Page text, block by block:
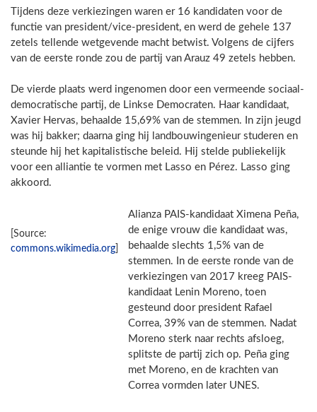
Tijdens deze verkiezingen waren er 16 kandidaten voor de
functie van president/vice-president, en werd de gehele 137
zetels tellende wetgevende macht betwist. Volgens de cijfers
van de eerste ronde zou de partij van Arauz 49 zetels hebben.
De vierde plaats werd ingenomen door een vermeende sociaal-
democratische partij, de Linkse Democraten. Haar kandidaat,
Xavier Hervas, behaalde 15,69% van de stemmen. In zijn jeugd
was hij bakker; daarna ging hij landbouwingenieur studeren en
steunde hij het kapitalistische beleid. Hij stelde publiekelijk
voor een alliantie te vormen met Lasso en Pérez. Lasso ging
akkoord.
[Source:
commons.wikimedia.org
Alianza PAIS-kandidaat Ximena Peña,
de enige vrouw die kandidaat was,
behaalde slechts 1,5% van de
stemmen. In de eerste ronde van de
verkiezingen van 2017 kreeg PAIS-
kandidaat Lenin Moreno, toen
gesteund door president Rafael
Correa, 39% van de stemmen. Nadat
Moreno sterk naar rechts afsloeg,
splitste de partij zich op. Peña ging
met Moreno, en de krachten van
Correa vormden later UNES.